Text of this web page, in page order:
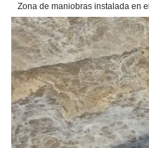
Zona de maniobras instalada en